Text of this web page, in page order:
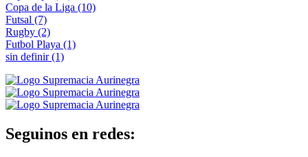
Copa de la Liga (10)
Futsal (7)
Rugby (2)
Futbol Playa (1)
sin definir(1)
Seguinos en redes: